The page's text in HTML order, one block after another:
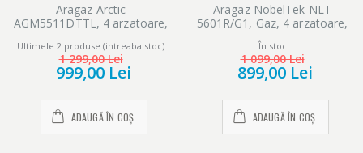
Aragaz Arctic
AGM5511DTTL, 4 arzatoare,
Safety Plus, Grill, Timer,
Arzatoare cu eficienta
ridicata, 50 cm, Alb
Ultimele 2 produse (intreaba stoc)
1 299,00 Lei
999,00 Lei
ADAUGĂ ÎN COȘ
Aragaz NobelTek NLT
5601R/G1, Gaz, 4 arzatoare,
Dispozitiv siguranta plita si
cuptor, 50 x 60 cm, Rosu
În stoc
1 099,00 Lei
899,00 Lei
ADAUGĂ ÎN COȘ